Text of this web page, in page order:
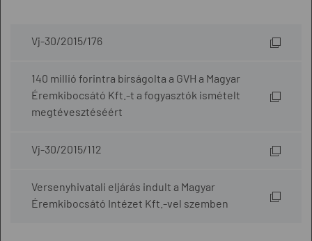
Vj-30/2015/176
140 millió forintra bírságolta a GVH a Magyar
Éremkibocsátó Kft.-t a fogyasztók ismételt
megtévesztéséért
Vj-30/2015/112
Versenyhivatali eljárás indult a Magyar
Éremkibocsátó Intézet Kft.-vel szemben